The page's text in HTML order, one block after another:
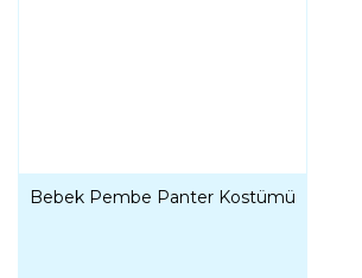
Bebek Pembe Panter Kostümü